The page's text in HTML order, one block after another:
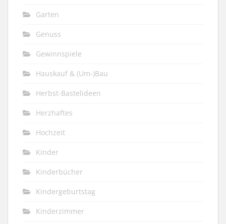
Garten
Genuss
Gewinnspiele
Hauskauf & (Um-)Bau
Herbst-Bastelideen
Herzhaftes
Hochzeit
Kinder
Kinderbücher
Kindergeburtstag
Kinderzimmer